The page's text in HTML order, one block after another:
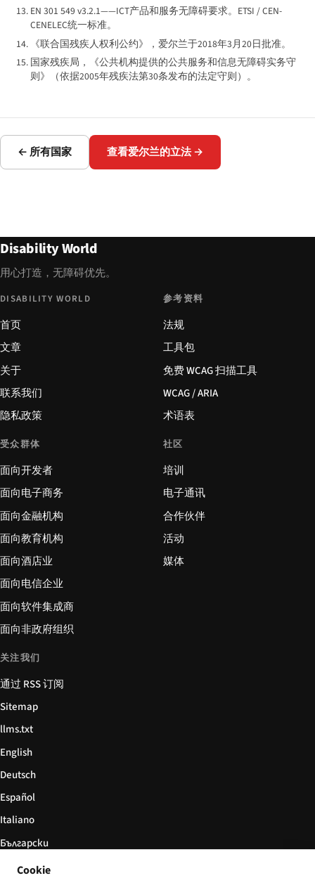
EN 301 549 v3.2.1——ICT产品和服务无障碍要求。ETSI / CEN-
CENELEC统一标准。
《联合国残疾人权利公约》，爱尔兰于2018年3月20日批准。
国家残疾局，《公共机构提供的公共服务和信息无障碍实务守
则》（依据2005年残疾法第30条发布的法定守则）。
← 所有国家 查看爱尔兰的立法 →
Disability World
用心打造，无障碍优先。
DISABILITY WORLD
首页
文章
关于
联系我们
隐私政策
参考资料
法规
工具包
免费 WCAG 扫描工具
WCAG / ARIA
术语表
受众群体
面向开发者
面向电子商务
面向金融机构
面向教育机构
面向酒店业
面向电信企业
面向软件集成商
面向非政府组织
社区
培训
电子通讯
合作伙伴
活动
媒体
关注我们
通过 RSS 订阅
Sitemap
llms.txt
English
Deutsch
Español
Italiano
Български
简体中文
Cookie